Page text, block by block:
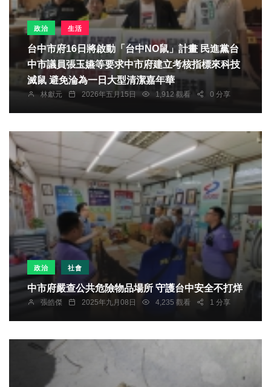
政治 生活
台中市府16日將啟動「台中NO鼠」計畫 民進黨台
中市議員張玉嬿等要求中市府建立考核指標來科技
滅鼠 避免淪為一日大型清潔嘉年華
林獻元 2026年五月15日 1,912 觀看 0 分享
政治 社會
中市府嚴查公共危險物品場所 守護台中安全不打烊
張皓傑 2025年九月08日 4,235 觀看 1 分享